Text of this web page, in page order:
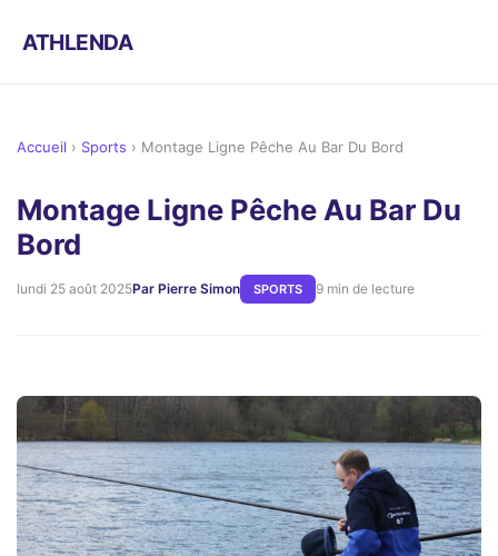
ATHLENDA
Accueil › Sports › Montage Ligne Pêche Au Bar Du Bord
Montage Ligne Pêche Au Bar Du
Bord
lundi 25 août 2025Par Pierre Simon SPORTS 9 min de lecture